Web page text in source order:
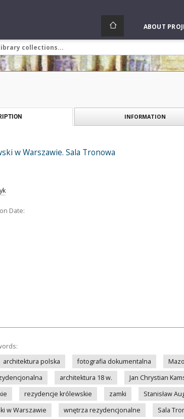
ABOUT
INFORMATION
w Warszawie. Sala Tronowa
Date:
architektura polska fotografia dokumentalna
architektura 18 w. Jan Chrystian
rezydencje królewskie zamki Stanisław
w Warszawie
wnętrza rezydencjonalne Sala